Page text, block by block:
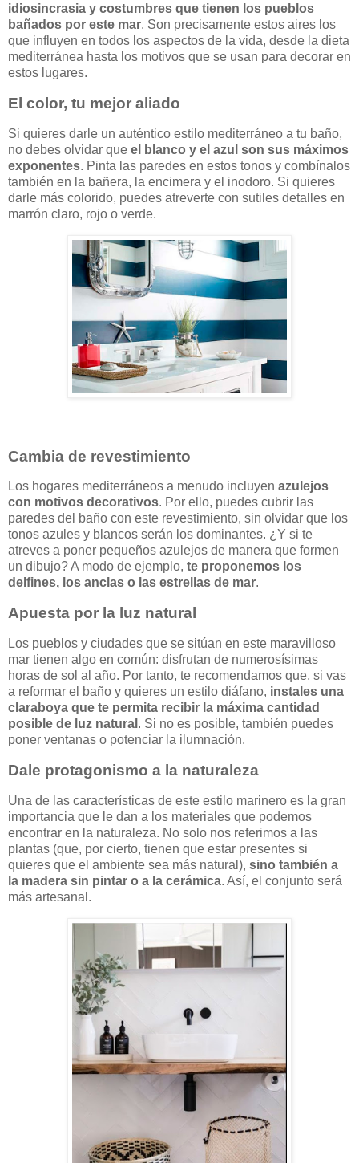
idiosincrasia y costumbres que tienen los pueblos
bañados por este mar. Son precisamente estos aires los
que influyen en todos los aspectos de la vida, desde la dieta
mediterránea hasta los motivos que se usan para decorar en
estos lugares.
El color, tu mejor aliado
Si quieres darle un auténtico estilo mediterráneo a tu baño,
no debes olvidar que el blanco y el azul son sus máximos
exponentes. Pinta las paredes en estos tonos y combínalos
también en la bañera, la encimera y el inodoro. Si quieres
darle más colorido, puedes atreverte con sutiles detalles en
marrón claro, rojo o verde.
Cambia de revestimiento
Los hogares mediterráneos a menudo incluyen azulejos
con motivos decorativos. Por ello, puedes cubrir las
paredes del baño con este revestimiento, sin olvidar que los
tonos azules y blancos serán los dominantes. ¿Y si te
atreves a poner pequeños azulejos de manera que formen
un dibujo? A modo de ejemplo, te proponemos los
delfines, los anclas o las estrellas de mar.
Apuesta por la luz natural
Los pueblos y ciudades que se sitúan en este maravilloso
mar tienen algo en común: disfrutan de numerosísimas
horas de sol al año. Por tanto, te recomendamos que, si vas
a reformar el baño y quieres un estilo diáfano, instales una
claraboya que te permita recibir la máxima cantidad
posible de luz natural . Si no es posible, también puedes
poner ventanas o potenciar la ilumnación.
Dale protagonismo a la naturaleza
Una de las características de este estilo marinero es la gran
importancia que le dan a los materiales que podemos
encontrar en la naturaleza. No solo nos referimos a las
plantas (que, por cierto, tienen que estar presentes si
quieres que el ambiente sea más natural), sino también a
la madera sin pintar o a la cerámica. Así, el conjunto será
más artesanal.